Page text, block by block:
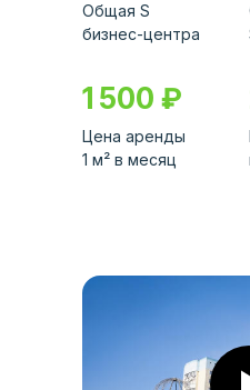
Общая S
бизнес-центра
Цена аренды
1 м² в месяц
1 500 ₽